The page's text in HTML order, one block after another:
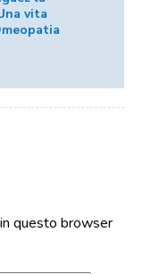
vita
questo browser